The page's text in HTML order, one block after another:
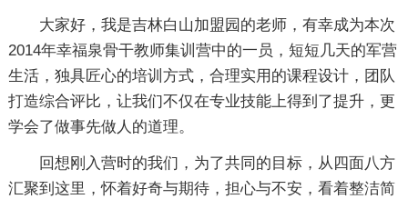
大家好，我是吉林白山加盟园的老师，有幸成为本次
2014年幸福泉骨干教师集训营中的一员，短短几天的军营
生活，独具匠心的培训方式，合理实用的课程设计，团队
打造综合评比，让我们不仅在专业技能上得到了提升，更
学会了做事先做人的道理。
回想刚入营时的我们，为了共同的目标，从四面八方
汇聚到这里，怀着好奇与期待，担心与不安，看着整洁简